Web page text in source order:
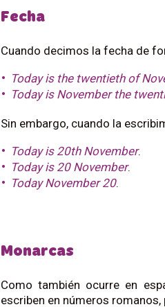
Fecha
Cuando decimos la fecha de
Today is the twentieth of
Today is November the
Sin embargo, cuando la
Today is 20th November.
Today is 20 November.
Today November 20.
Monarcas
Como también ocurre en
escriben en números romanos,